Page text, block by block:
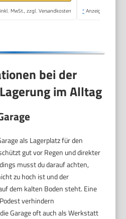
S i-Size-
MwSt., zzgl. Versandkosten * Anzeige
bei der
im Alltag
als Lagerplatz für den
gut vor Regen und direkter
musst du darauf achten,
zu hoch ist und der
dem kalten Boden steht. Eine
verhindern
Garage oft auch als Werkstatt